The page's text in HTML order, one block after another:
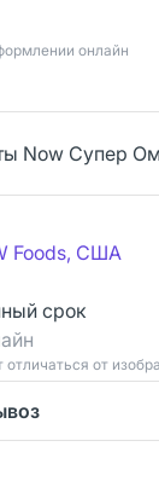
онлайн
Now Супер
Foods, США
срок
от